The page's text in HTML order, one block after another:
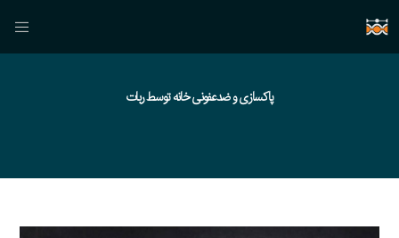
پاکسازی و ضدعفونی خانه توسط ربات